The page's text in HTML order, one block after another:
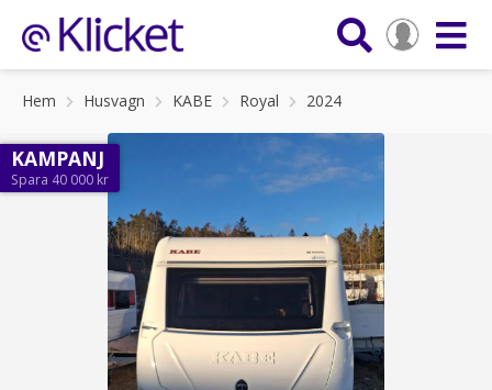
Hem Husvagn KABE Royal 2024
KAMPANJ
Spara 40 000 kr